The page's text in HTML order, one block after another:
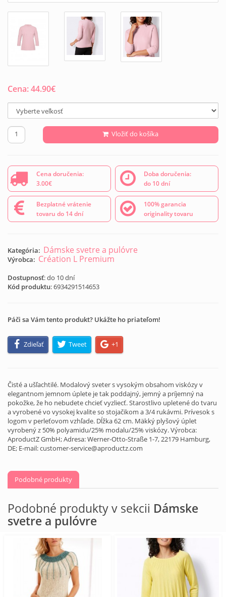
Cena:44.90€
Vložiť do košíka
Cena doručenia:
3.00€
Doba doručenia:
do 10 dní
Bezplatné vrátenie
tovaru do 14 dní
100% garancia
originality tovaru
Kategória: Dámske svetre a pulóvre
Výrobca: Création L Premium
Dostupnosť: do 10 dní
Kód produktu:6934291514653
Páči sa Vám tento produkt? Ukážte ho priateľom!
Zdieľať Tweet +1
Čisté a ušľachtilé. Modalový sveter s vysokým obsahom viskózy v
elegantnom jemnom úplete je tak poddajný, jemný a príjemný na
pokožke, že ho nebudete chcieť vyzliecť. Starostlivo upletené do tvaru
a vyrobené vo vysokej kvalite so stojačikom a 3/4 rukávmi. Prívesok s
logom v perleťovom vzhľade. Dĺžka 62 cm. Mäkký plyšový úplet
vyrobený z 50% polyamidu/25% modalu/25% viskózy. Výrobca:
AproductZ GmbH; Adresa: Werner-Otto-Straße 1-7, 22179 Hamburg,
DE; E-mail: customer-service@aproductz.com
Podobné produkty
Podobné produkty v sekcii Dámske
svetre a pulóvre